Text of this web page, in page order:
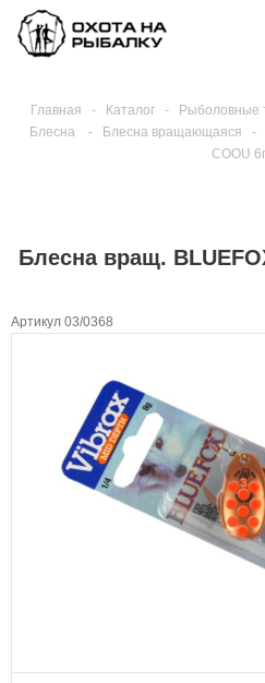
Главная - Каталог - Рыболовные
Блесна
- Блесна вращающаяся -
COOU
Блесна вращ.
Артикул 03/0368